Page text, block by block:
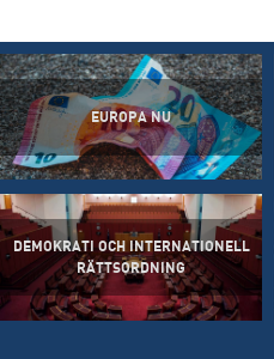
EUROPA NU
DEMOKRATI OCH INTERNATIONELL
RÄTTSORDNING